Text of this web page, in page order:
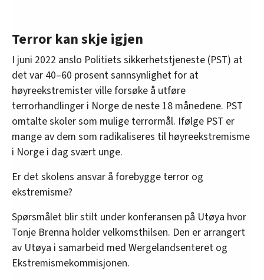
Terror kan skje igjen
I juni 2022 anslo Politiets sikkerhetstjeneste (PST) at
det var 40–60 prosent sannsynlighet for at
høyreekstremister ville forsøke å utføre
terrorhandlinger i Norge de neste 18 månedene. PST
omtalte skoler som mulige terrormål. Ifølge PST er
mange av dem som radikaliseres til høyreekstremisme
i Norge i dag svært unge.
Er det skolens ansvar å forebygge terror og
ekstremisme?
Spørsmålet blir stilt under konferansen på Utøya hvor
Tonje Brenna holder velkomsthilsen. Den er arrangert
av Utøya i samarbeid med Wergelandsenteret og
Ekstremismekommisjonen.